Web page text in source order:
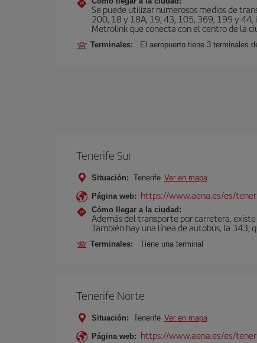
Se puede utilizar numerosos medios de
200, 18 y 18A, 19, 43, 105, 369, 199 y 44,
Metrolink que conecta con el centro de la
Terminales: El aeropuerto tiene 3 terminales
Tenerife Sur
Situación: Tenerife Ver en mapa
Página web: https://www.aena.es/es/
Cómo llegar a la ciudad:
Además del transporte por carretera,
También hay una línea de autobús, la 343,
Terminales: Tiene una terminal
Tenerife Norte
Situación: Tenerife Ver en mapa
Página web: https://www.aena.es/es/